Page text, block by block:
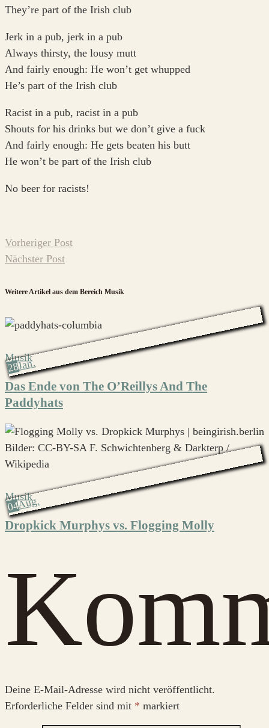
They’re part of the Irish club
Jerk in a pub, jerk in a pub
Always thirsty, the lousy mutt
And fairly enough: He won’t get whupped
He’s part of the Irish club
Racist in a pub, racist in a pub
Shouts for his drinks but we don’t give a fuck
And fairly enough: He gets beaten his butt
He won’t be part of the Irish club
No beer for racists!
Vorheriger Post
Nächster Post
Weitere Artikel aus dem Bereich Musik
28Jan.
Musik
Das Ende von The O’Reillys And The
Paddyhats
04Aug.
Musik
Dropkick Murphys vs. Flogging Molly
Deine E-Mail-Adresse wird nicht veröffentlicht.
Erforderliche Felder sind mit * markiert